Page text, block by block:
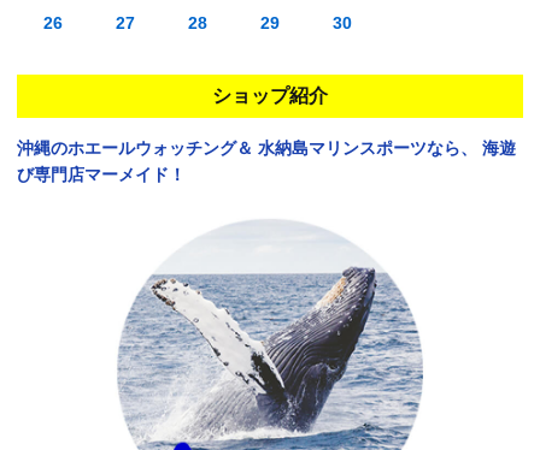
26 27 28 29 30
ショップ紹介
沖縄のホエールウォッチング＆ 水納島マリンスポーツなら、
海遊
び専門店マーメイド！